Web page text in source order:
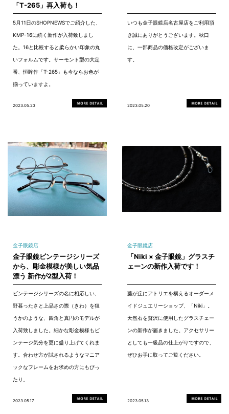
「T-265」再入荷も！
5月11日のSHOPNEWSでご紹介した、
KMP-16に続く新作が入荷致しまし
た。16と比較すると柔らかい印象の丸
いフォルムです。サーモント型の大定
番、恒眸作「T-265」も今ならお色が
揃っていますよ。
2023.05.23
いつも金子眼鏡店名古屋店をご利用頂
き誠にありがとうございます。秋口
に、一部商品の価格改定がございま
す。
2023.05.20
金子眼鏡店
金子眼鏡ビンテージシリーズ
から、彫金模様が美しい気品
漂う 新作が2型入荷！
ビンテージシリーズの名に相応しい、
野暮ったさと上品さの際（きわ）を狙
うかのような、四角と真円のモデルが
入荷致しました。細かな彫金模様もビ
ンテージ気分を更に盛り上げてくれま
す。合わせ方が試されるようなマニア
ックなフレームをお求めの方にもぴっ
たり。
2023.05.17
金子眼鏡店
「Niki × 金子眼鏡」グラスチ
ェーンの新作入荷です！
藤が丘にアトリエを構えるオーダーメ
イドジュエリーショップ、「Niki」。
天然石を贅沢に使用したグラスチェー
ンの新作が届きました。アクセサリー
としても一級品の仕上がりですので、
ぜひお手に取ってご覧ください。
2023.05.13